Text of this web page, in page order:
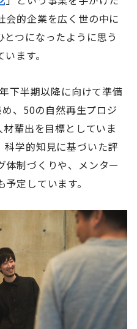
会的企業を広く世の中に
つになったように思う
ます。
下半期以降に向けて準備
、50の自然再生プロジ
輩出を目標としていま
科学的知見に基づいた評
体制づくりや、メンター
定しています。